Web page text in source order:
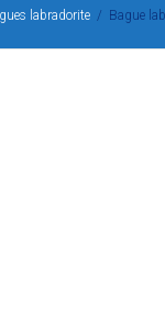
labradorite Bague